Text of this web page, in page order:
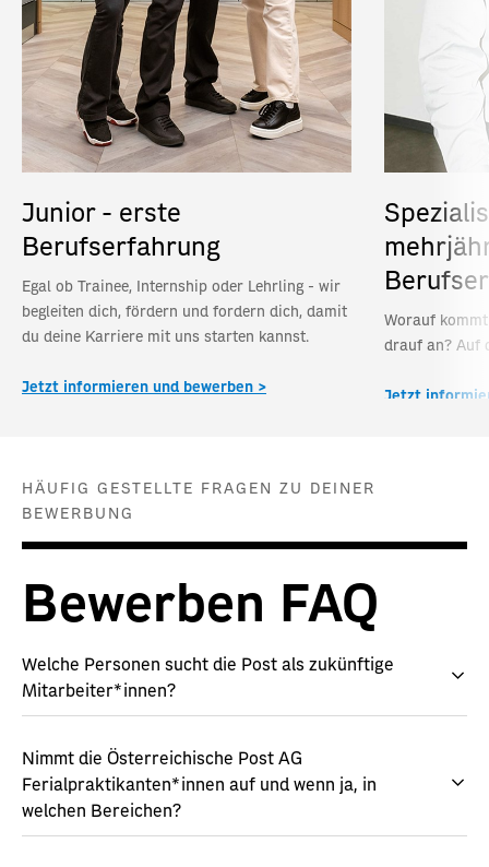
Junior - erste
Berufserfahrung
Egal ob Trainee, Internship oder Lehrling - wir
begleiten dich, fördern und fordern dich, damit
du deine Karriere mit uns starten kannst.
Jetzt informieren und bewerben >
Worauf
drauf an? Auf
Jetzt
Bewerben FAQ
HÄUFIG GESTELLTE FRAGEN ZU DEINER
BEWERBUNG
Welche Personen sucht die Post als zukünftige
Mitarbeiter*innen?
Nimmt die Österreichische Post AG
Ferialpraktikanten*innen auf und wenn ja, in
welchen Bereichen?